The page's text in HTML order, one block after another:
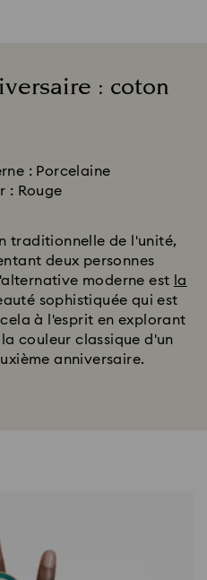
: coton
: Porcelaine
: Rouge
traditionnelle de l'unité,
deux personnes
moderne est la
sophistiquée qui est
à l'esprit en explorant
la couleur classique d'un
anniversaire.